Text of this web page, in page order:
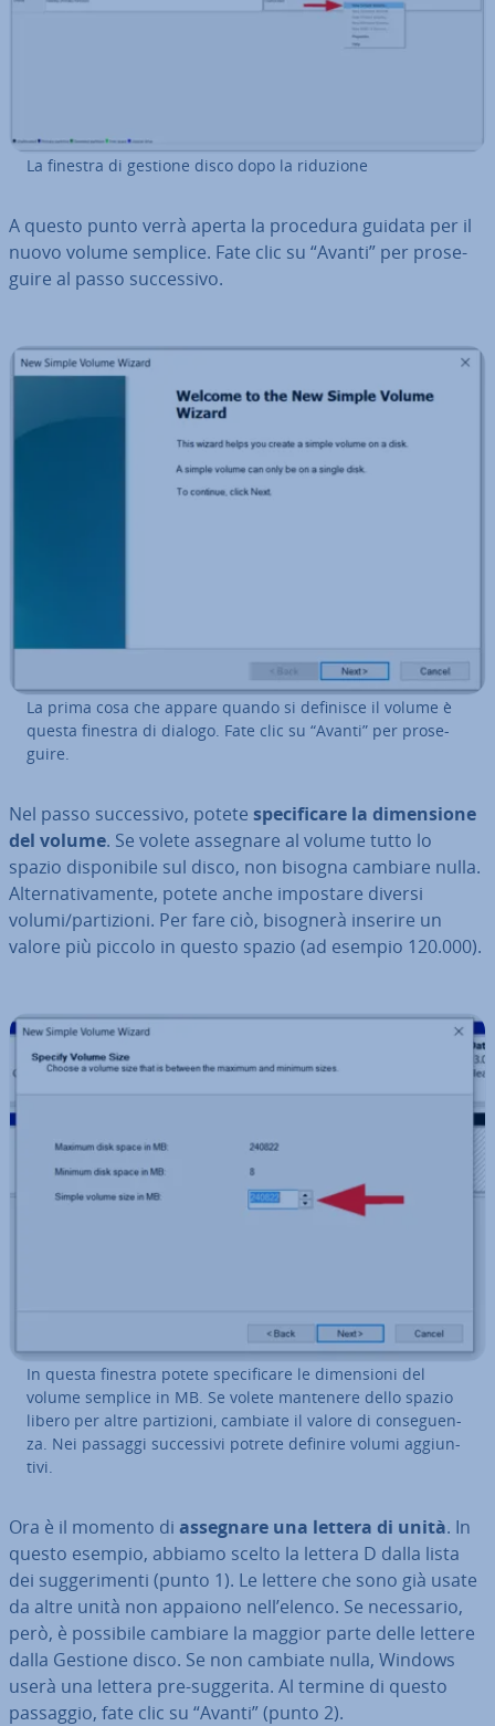
La finestra di gestione disco dopo la riduzione
A questo punto verrà aperta la procedura guidata per il
nuovo volume semplice. Fate clic su “Avanti” per pro­se­
gui­re al passo suc­ces­si­vo.
La prima cosa che appare quando si definisce il volume è
questa finestra di dialogo. Fate clic su “Avanti” per pro­se­
gui­re.
Nel passo suc­ces­si­vo, potete spe­ci­fi­ca­re la di­men­sio­ne
del volume. Se volete assegnare al volume tutto lo
spazio di­spo­ni­bi­le sul disco, non bisogna cambiare nulla.
Al­ter­na­ti­va­men­te, potete anche impostare diversi
volumi/par­ti­zio­ni. Per fare ciò, bisognerà inserire un
valore più piccolo in questo spazio (ad esempio 120.000).
In questa finestra potete spe­ci­fi­ca­re le di­men­sio­ni del
volume semplice in MB. Se volete mantenere dello spazio
libero per altre par­ti­zio­ni, cambiate il valore di con­se­guen­
za. Nei passaggi suc­ces­si­vi potrete definire volumi ag­giun­
ti­vi.
Ora è il momento di assegnare una lettera di unità. In
questo esempio, abbiamo scelto la lettera D dalla lista
dei sug­ge­ri­men­ti (punto 1). Le lettere che sono già usate
da altre unità non appaiono nell’elenco. Se ne­ces­sa­rio,
però, è possibile cambiare la maggior parte delle lettere
dalla Gestione disco. Se non cambiate nulla, Windows
userà una lettera pre-suggerita. Al termine di questo
passaggio, fate clic su “Avanti” (punto 2).